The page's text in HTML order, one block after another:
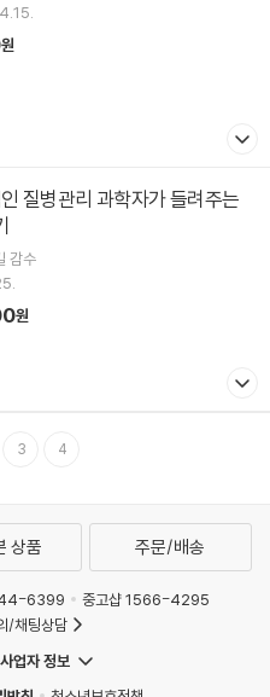
원
감수
원
3 4
상품 주문/배송
6399
중고샵 1566-4295
/채팅상담
업자 정보